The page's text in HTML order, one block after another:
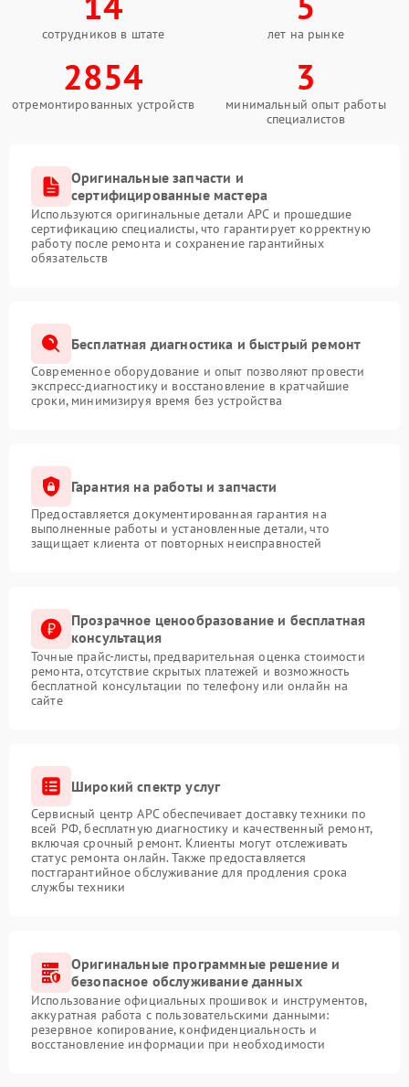
сотрудников в штате лет на рынке
2854
отремонтированных устройств
3
минимальный опыт работы
специалистов
Оригинальные запчасти и
сертифицированные мастера
Используются оригинальные детали APC и прошедшие
сертификацию специалисты, что гарантирует корректную
работу после ремонта и сохранение гарантийных
обязательств
Бесплатная диагностика и быстрый ремонт
Современное оборудование и опыт позволяют провести
экспресс-диагностику и восстановление в кратчайшие
сроки, минимизируя время без устройства
Гарантия на работы и запчасти
Предоставляется документированная гарантия на
выполненные работы и установленные детали, что
защищает клиента от повторных неисправностей
Прозрачное ценообразование и бесплатная
консультация
Точные прайс-листы, предварительная оценка стоимости
ремонта, отсутствие скрытых платежей и возможность
бесплатной консультации по телефону или онлайн на
сайте
Широкий спектр услуг
Сервисный центр APC обеспечивает доставку техники по
всей РФ, бесплатную диагностику и качественный ремонт,
включая срочный ремонт. Клиенты могут отслеживать
статус ремонта онлайн. Также предоставляется
постгарантийное обслуживание для продления срока
службы техники
Оригинальные программные решение и
безопасное обслуживание данных
Использование официальных прошивок и инструментов,
аккуратная работа с пользовательскими данными:
резервное копирование, конфиденциальность и
восстановление информации при необходимости